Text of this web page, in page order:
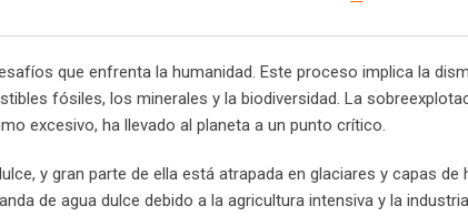
que enfrenta la humanidad. Este proceso implica la
fósiles, los minerales y la biodiversidad. La
excesivo, ha llevado al planeta a un punto crítico.
y gran parte de ella está atrapada en glaciares y capas de
de agua dulce debido a la agricultura intensiva y la